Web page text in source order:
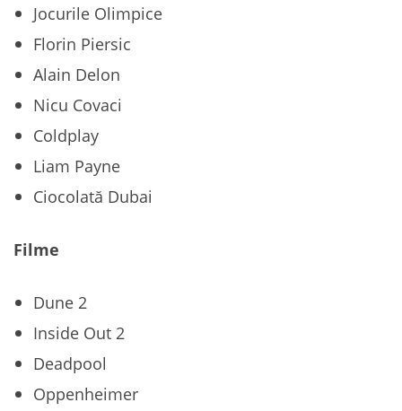
Jocurile Olimpice
Florin Piersic
Alain Delon
Nicu Covaci
Coldplay
Liam Payne
Ciocolată Dubai
Filme
Dune 2
Inside Out 2
Deadpool
Oppenheimer